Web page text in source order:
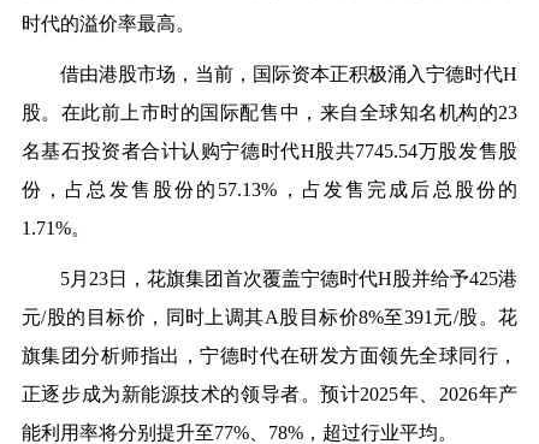
时代的溢价率最高。
借由港股市场，当前，国际资本正积极涌入宁德时代H
股。在此前上市时的国际配售中，来自全球知名机构的23
名基石投资者合计认购宁德时代H股共7745.54万股发售股
份 ，占总发售股份的 57.13%，占发售完成后总股份的
1.71%。
5月23日 ， 花旗集团首次覆盖宁德时代H股并给予425港
元/股的目标价，同时上调其A股目标价8%至391元/股 。花
旗集团分析师指出，宁德时代在研发方面领先全球同行，
正逐步成为新能源技术的领导者。预计2025年、2026年产
能利用率将分别提升至77%、78%，超过行业平均。